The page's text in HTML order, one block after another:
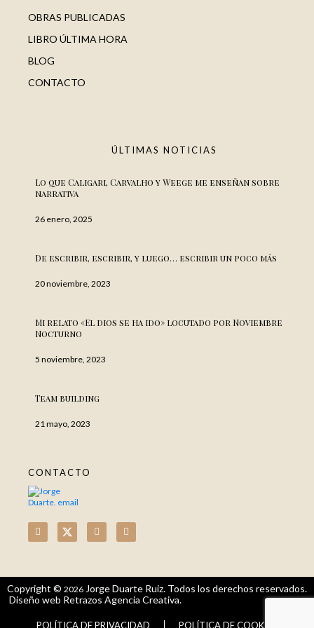
OBRAS PUBLICADAS
LIBRO ÚLTIMA HORA
BLOG
CONTACTO
ÚLTIMAS NOTICIAS
Lo que Caligari, Carvalho y Weege me enseñan sobre
narrativa
26 enero, 2025
De escribir, escribir, y luego… escribir un poco más
20 noviembre, 2023
Mi relato «El dios se ha ido» locutado por Noviembre
Nocturno
5 noviembre, 2023
Team building
21 mayo, 2023
CONTACTO
Copyright © 2026 Jorge Duarte Ruiz. Todos los derechos reservados.
Diseño web Retrazos Agencia Creativa.
POLÍTICA DE PRIVACIDAD POLÍTICA DE COOKIES